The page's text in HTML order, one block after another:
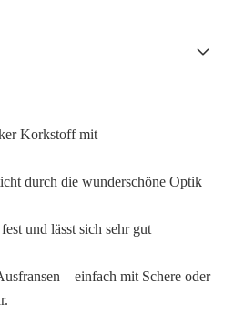
Korkstoff mit
durch die wunderschöne Optik
und lässt sich sehr gut
– einfach mit Schere oder